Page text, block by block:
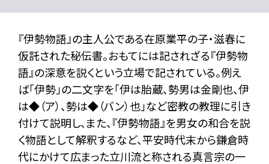
『伊勢物語』の主人公である在原業平の子・滋春に
仮託された秘伝書。おもてには記されざる『伊勢物
語』の深意を説くという立場で記されている。例え
ば「伊勢」の二文字を「伊は胎蔵、勢男は金剛也、伊
は◆（ア）、勢は◆（バン）也」など密教の教理に引き
付けて説明し、また、『伊勢物語』を男女の和合を説
く物語として解釈するなど、平安時代末から鎌倉時
代にかけて広まった立川流と称される真言宗の一